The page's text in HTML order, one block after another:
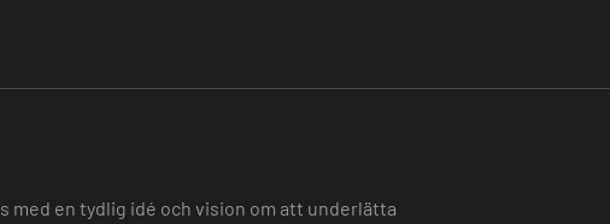
med en tydlig idé och vision om att underlätta